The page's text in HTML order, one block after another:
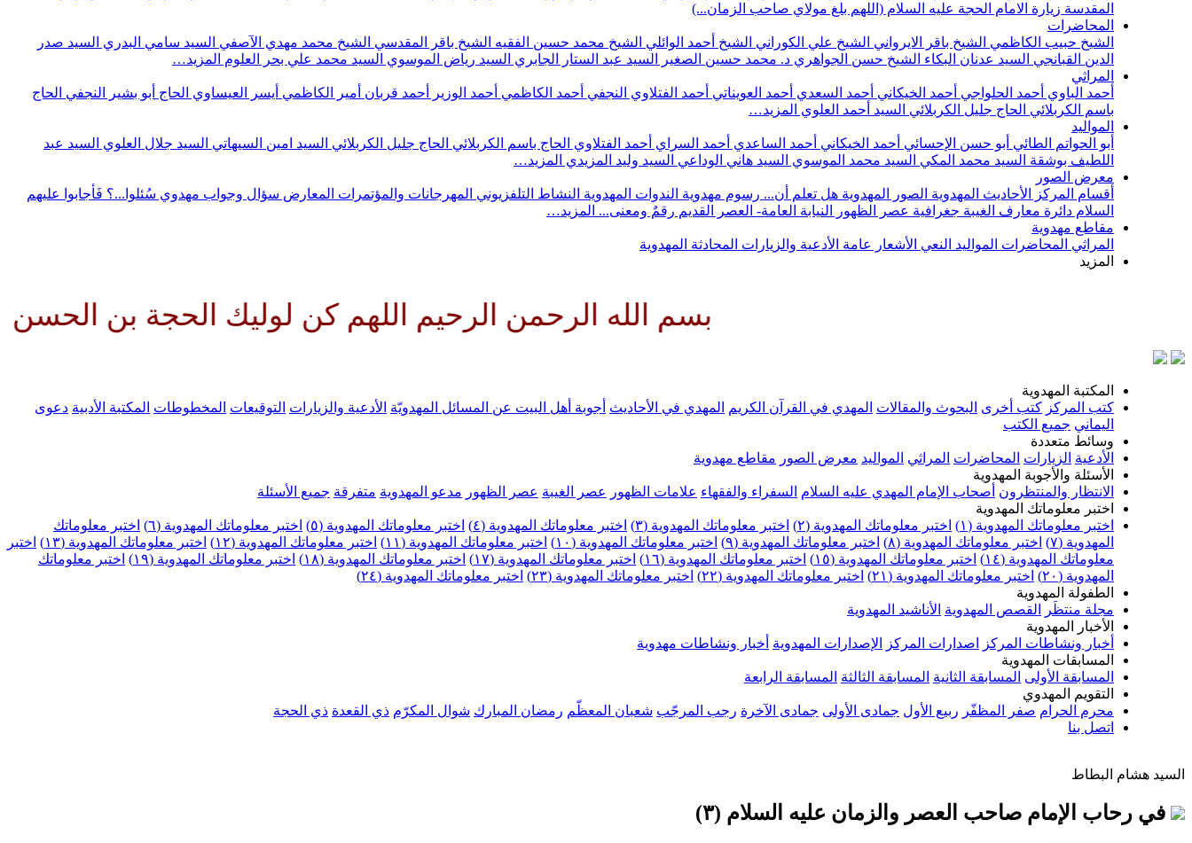
المقدسة زيارة الامام الحجة عليه السلام (اللهم بلغ مولاي صاحب الزمان...)
المحاضرات
الشيخ حبيب الكاظمي الشيخ باقر الايرواني الشيخ علي الكوراني الشيخ أحمد الوائلي الشيخ محمد حسين الفقيه الشيخ باقر المقدسي الشيخ محمد مهدي الآصفي السيد سامي البدري السيد صدر
الدين القبانجي السيد عدنان البكاء الشيخ حسن الجواهري د. محمد حسين الصغير السيد عبد الستار الجابري السيد رياض الموسوي السيد محمد علي بحر العلوم المزيد…
المراثي
أحمد الباوي أحمد الحلواجي أحمد الخيكاني أحمد السعدي أحمد العويناتي أحمد الفتلاوي النجفي أحمد الكاظمي أحمد الوزير أحمد قربان أمير الكاظمي أيسر العيساوي الحاج أبو بشير النجفي الحاج
باسم الكربلائي الحاج جليل الكربلائي السيد أحمد العلوي المزيد…
المواليد
أبو الحواتم الطائي أبو حسن الإحسائي أحمد الخيكاني أحمد الساعدي أحمد السراي أحمد الفتلاوي الحاج باسم الكربلائي الحاج جليل الكربلائي السيد امين السيهاتي السيد جلال العلوي السيد عبد
اللطيف بوشقة السيد محمد المكي السيد محمد الموسوي السيد هاني الوداعي السيد وليد المزيدي المزيد…
معرض الصور
أقسام المركز
الأحاديث المهدوية الصور المهدوية هل تعلم أن... رسوم مهدوية الندوات المهدوية النشاط التلفزيوني المهرجانات والمؤتمرات المعارض سؤال وجواب مهدوي سُئلوا...؟ فَأجابوا عليهم
السلام دائرة معارف الغيبة جغرافية عصر الظهور النيابة العامة- العصر القديم رقمٌ ومعنى... المزيد…
مقاطع مهدوية
المراثي المحاضرات المواليد النعي الأشعار عامة الأدعية والزيارات المحادثة المهدوية
المزيد
بسم الله الرحمن الرحيم اللهم كن لوليك الحجة بن الحسن صلواتك
المكتبة المهدوية
كتب المركز كتب أخرى البحوث والمقالات المهدي في القرآن الكريم المهدي في الأحاديث أجوبة أهل البيت عن المسائل المهدويّة الأدعية والزيارات التوقيعات المخطوطات المكتبة الأدبية دعوى
اليماني جميع الكتب
وسائط متعددة
الأدعية الزيارات المحاضرات المراثي المواليد معرض الصور مقاطع مهدوية
الأسئلة والأجوبة المهدوية
الانتظار والمنتظرون أصحاب الإمام المهدي عليه السلام السفراء والفقهاء علامات الظهور عصر الغيبة عصر الظهور مدعو المهدوية متفرقة جميع الأسئلة
اختبر معلوماتك المهدوية
اختبر معلوماتك المهدوية (١)
اختبر معلوماتك المهدوية (٢) اختبر معلوماتك المهدوية (٣) اختبر معلوماتك المهدوية (٤) اختبر معلوماتك المهدوية (٥) اختبر معلوماتك المهدوية (٦)
اختبر معلوماتك
المهدوية (٧)
اختبر معلوماتك المهدوية (٨) اختبر معلوماتك المهدوية (٩) اختبر معلوماتك المهدوية (١٠) اختبر معلوماتك المهدوية (١١) اختبر معلوماتك المهدوية (١٢) اختبر معلوماتك المهدوية (١٣)
اختبر
معلوماتك المهدوية (١٤)
اختبر معلوماتك المهدوية (١٥) اختبر معلوماتك المهدوية (١٦) اختبر معلوماتك المهدوية (١٧) اختبر معلوماتك المهدوية (١٨) اختبر معلوماتك المهدوية (١٩)
اختبر معلوماتك
المهدوية (٢٠)
اختبر معلوماتك المهدوية (٢١) اختبر معلوماتك المهدوية (٢٢) اختبر معلوماتك المهدوية (٢٣)
اختبر معلوماتك المهدوية (٢٤)
الطفولة المهدوية
مجلة منتظَر
القصص المهدوية الأناشيد المهدوية
الأخبار المهدوية
أخبار ونشاطات المركز
اصدارات المركز الإصدارات المهدوية أخبار ونشاطات مهدوية
المسابقات المهدوية
المسابقة الأولى المسابقة الثانية المسابقة الثالثة المسابقة الرابعة
التقويم المهدوي
محرم الحرام صفر المظفّر ربيع الأول جمادى الأولى جمادى الآخرة رجب المرجّب شعبان المعظّم رمضان المبارك شوال المكرّم ذي القعدة ذي الحجة
اتصل بنا
السيد هشام البطاط
في رحاب الإمام صاحب العصر والزمان عليه السلام (٣)